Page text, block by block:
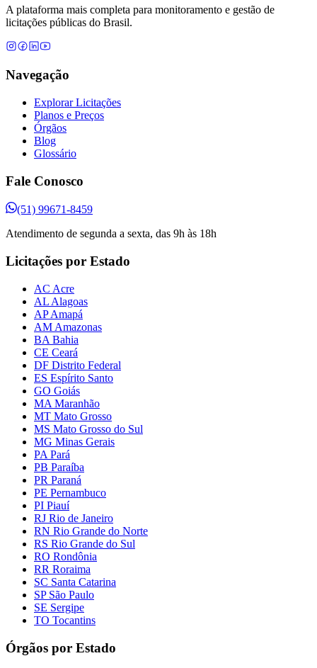
A plataforma mais completa para monitoramento e gestão de
licitações públicas do Brasil.
Navegação
Explorar Licitações
Planos e Preços
Órgãos
Blog
Glossário
Fale Conosco
(51) 99671-8459
Atendimento de segunda a sexta, das 9h às 18h
Licitações por Estado
AC Acre
AL Alagoas
AP Amapá
AM Amazonas
BA Bahia
CE Ceará
DF Distrito Federal
ES Espírito Santo
GO Goiás
MA Maranhão
MT Mato Grosso
MS Mato Grosso do Sul
MG Minas Gerais
PA Pará
PB Paraíba
PR Paraná
PE Pernambuco
PI Piauí
RJ Rio de Janeiro
RN Rio Grande do Norte
RS Rio Grande do Sul
RO Rondônia
RR Roraima
SC Santa Catarina
SP São Paulo
SE Sergipe
TO Tocantins
Órgãos por Estado